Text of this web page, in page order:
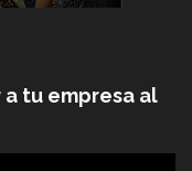
tu empresa al